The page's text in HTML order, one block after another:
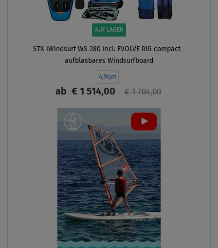
AUF LAGER
STX iWindsurf WS 280 incl. EVOLVE RIG compact -
aufblasbares Windsurfboard
4,9qm
ab€ 1 514,00 € 1 704,00